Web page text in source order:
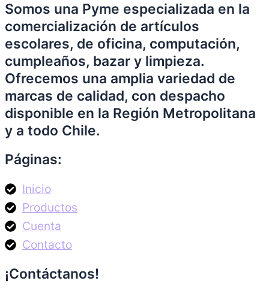
Somos una Pyme especializada en la
comercialización de artículos
escolares, de oficina, computación,
cumpleaños, bazar y limpieza.
Ofrecemos una amplia variedad de
marcas de calidad, con despacho
disponible en la Región Metropolitana
y a todo Chile.
Páginas:
Inicio
Productos
Cuenta
Contacto
¡Contáctanos!